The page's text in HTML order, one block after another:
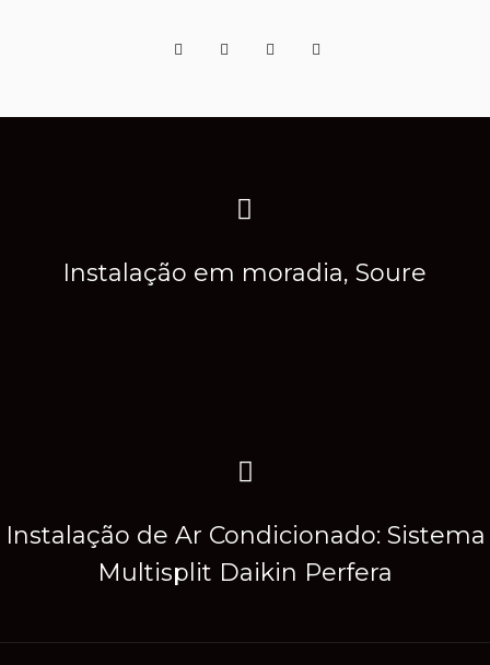
Instalação em moradia, Soure
Instalação de Ar Condicionado: Sistema
Multisplit Daikin Perfera